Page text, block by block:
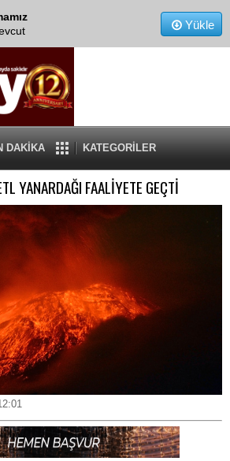
Yükle
DAKİKA KATEGORİLER
YANARDAĞI FAALİYETE GEÇTİ